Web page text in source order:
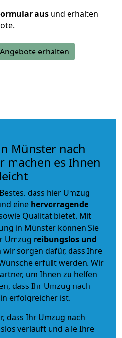
aus und erhalten
erhalten
Münster nach
machen es Ihnen
leicht
dass hier Umzug
eine hervorragende
Qualität bietet. Mit
in Münster können Sie
Umzug reibungslos und
sorgen dafür, dass Ihre
erfüllt werden. Wir
um Ihnen zu helfen
dass Ihr Umzug nach
erfolgreicher ist.
dass Ihr Umzug nach
verläuft und alle Ihre